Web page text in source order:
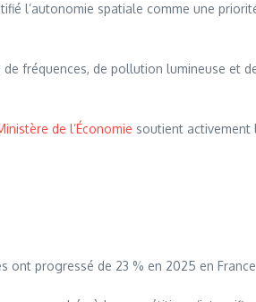
l’autonomie spatiale comme une
fréquences, de pollution lumineuse et
de l’Économie soutient activement
ont progressé de 23 % en 2025 en